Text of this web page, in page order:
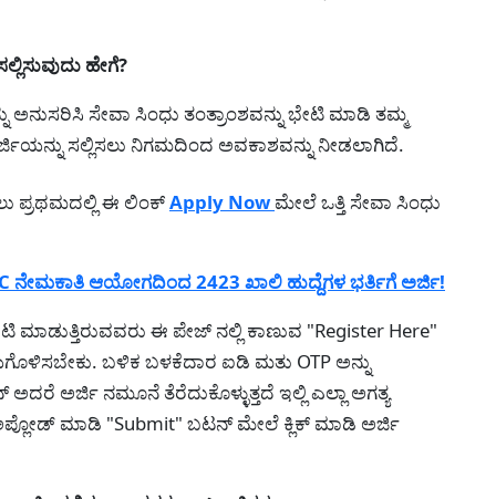
ಹೇಗೆ?
ಸೇವಾ ಸಿಂಧು ತಂತ್ರಾಂಶವನ್ನು ಭೇಟಿ ಮಾಡಿ ತಮ್ಮ
ಸಲ್ಲಿಸಲು ನಿಗಮದಿಂದ ಅವಕಾಶವನ್ನು ನೀಡಲಾಗಿದೆ.
ಪ್ರಥಮದಲ್ಲಿ ಈ ಲಿಂಕ್Apply Now ಮೇಲೆ ಒತ್ತಿ ಸೇವಾ ಸಿಂಧು
ನೇಮಕಾತಿ ಆಯೋಗದಿಂದ 2423 ಖಾಲಿ ಹುದ್ದೆಗಳ ಭರ್ತಿಗೆ ಅರ್ಜಿ!
ಈ ಪೇಜ್ ನಲ್ಲಿ ಕಾಣುವ "Register Here"
ಬಳಿಕ ಬಳಕೆದಾರ ಐಡಿ ಮತು OTP ಅನ್ನು
ಅರ್ಜಿ ನಮೂನೆ ತೆರೆದುಕೊಳ್ಳುತ್ತದೆ ಇಲ್ಲಿ ಎಲ್ಲಾ ಅಗತ್ಯ
ಮಾಡಿ "Submit" ಬಟನ್ ಮೇಲೆ ಕ್ಲಿಕ್ ಮಾಡಿ ಅರ್ಜಿ